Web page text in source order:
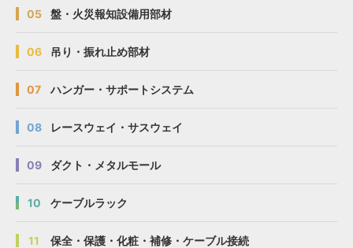
05 盤・火災報知設備用部材
06 吊り・振れ止め部材
07 ハンガー・サポートシステム
08 レースウェイ・サスウェイ
09 ダクト・メタルモール
10 ケーブルラック
11 保全・保護・化粧・補修・ケーブル接続